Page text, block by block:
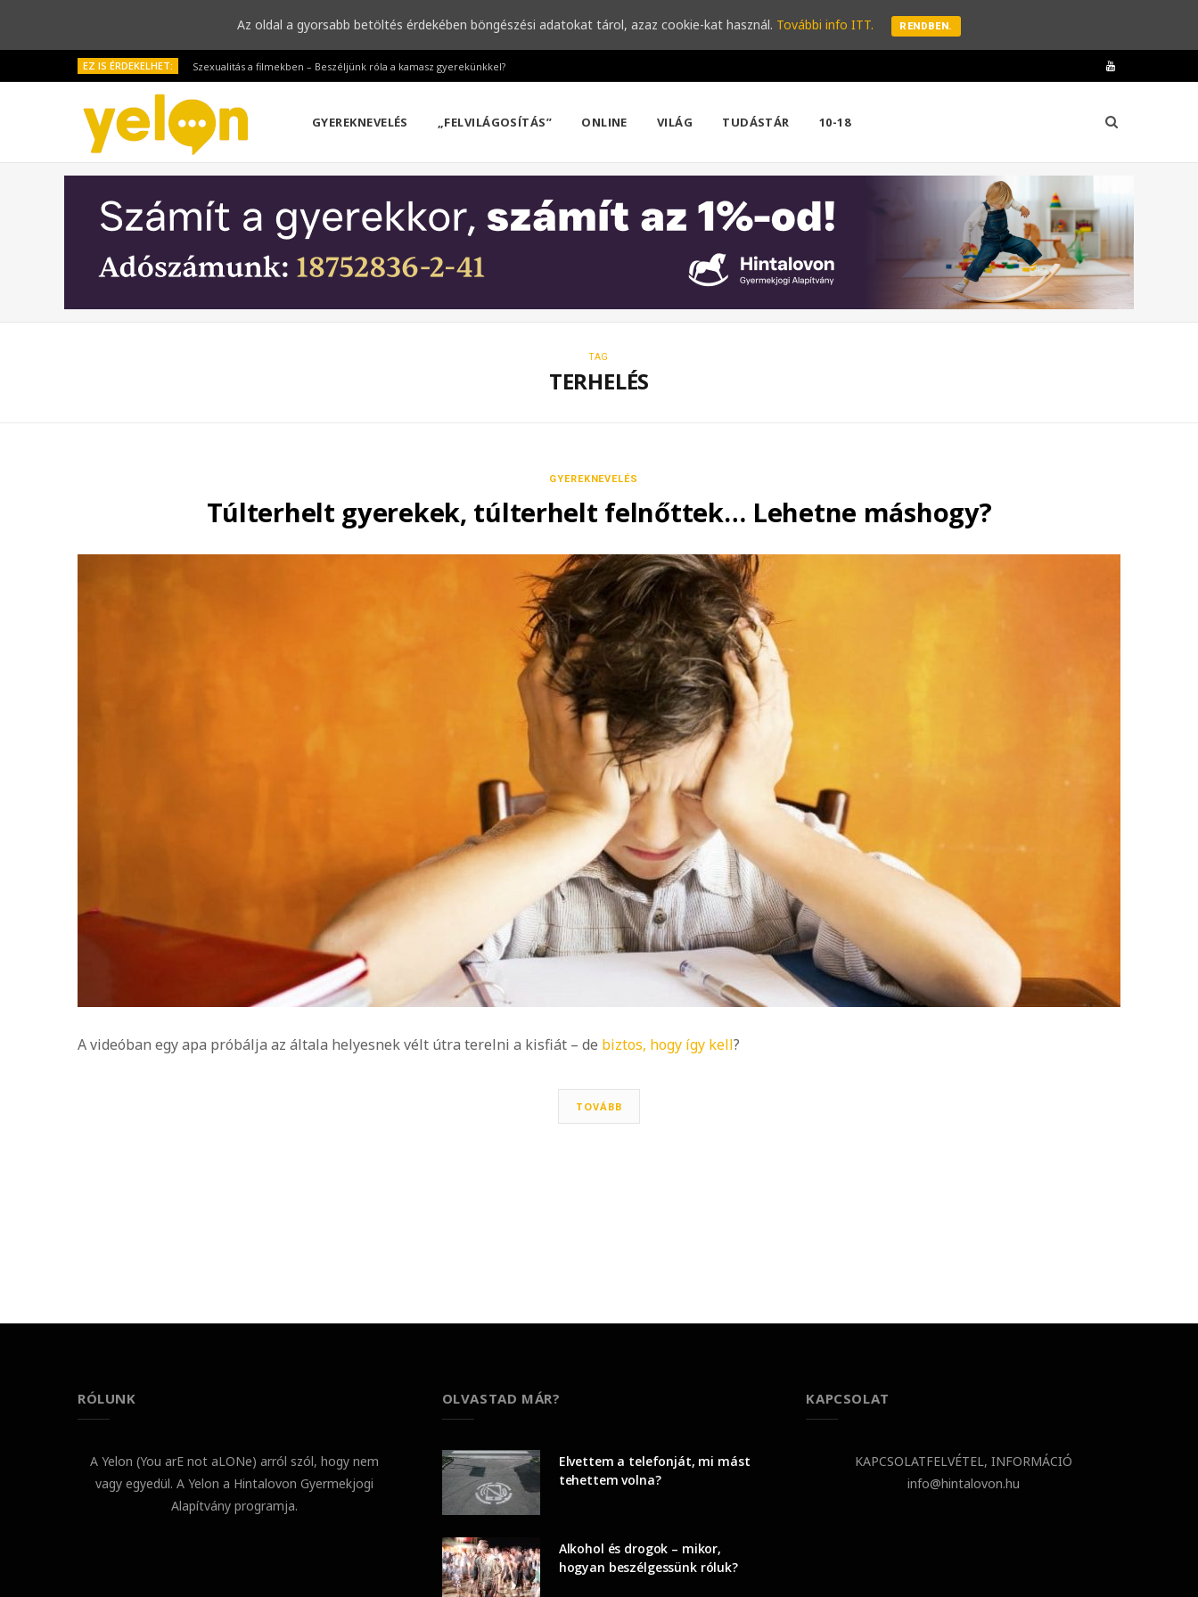
EZ IS ÉRDEKELHET: Szexualitás a filmekben – Beszéljünk róla a kamasz gyerekünkkel? Y
u
T
b
e
GYEREKNEVELÉS „FELVILÁGOSÍTÁS” ONLINE VILÁG TUDÁSTÁR 10-18
TAG
TERHELÉS
GYEREKNEVELÉS
Túlterhelt gyerekek, túlterhelt felnőttek… Lehetne máshogy?
A videóban egy apa próbálja az általa helyesnek vélt útra terelni a kisfiát – de biztos, hogy így kell?
TOVÁBB
RÓLUNK
A Yelon (You arE not aLONe) arról szól, hogy nem
vagy egyedül. A Yelon a Hintalovon Gyermekjogi
Alapítvány programja.
OLVASTAD MÁR?
Elvettem a telefonját, mi mást
tehettem volna?
Alkohol és drogok – mikor,
hogyan beszélgessünk róluk?
KAPCSOLAT
KAPCSOLATFELVÉTEL, INFORMÁCIÓ
info@hintalovon.hu
Az oldal a gyorsabb betöltés érdekében böngészési adatokat tárol, azaz cookie-kat használ. További info ITT. RENDBEN.